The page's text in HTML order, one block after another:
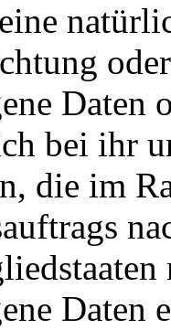
Daten
bei ihr
die im
Daten